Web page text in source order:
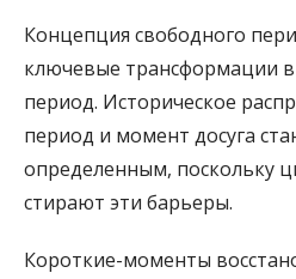
Концепция свободного
ключевые трансформации в
период. Историческое
период и момент досуга
определенным, поскольку
стирают эти барьеры.
Короткие-моменты